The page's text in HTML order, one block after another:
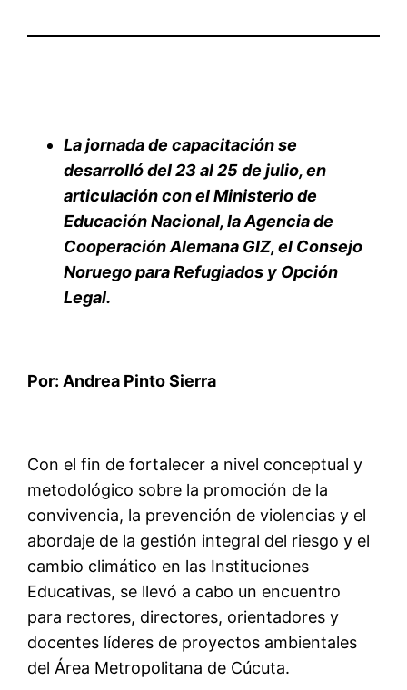
La jornada de capacitación se
desarrolló del 23 al 25 de julio, en
articulación con el Ministerio de
Educación Nacional, la Agencia de
Cooperación Alemana GIZ, el Consejo
Noruego para Refugiados y Opción
Legal.
Por: Andrea Pinto Sierra
Con el fin de fortalecer a nivel conceptual y
metodológico sobre la promoción de la
convivencia, la prevención de violencias y el
abordaje de la gestión integral del riesgo y el
cambio climático en las Instituciones
Educativas, se llevó a cabo un encuentro
para rectores, directores, orientadores y
docentes líderes de proyectos ambientales
del Área Metropolitana de Cúcuta.